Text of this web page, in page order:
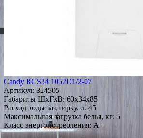
Candy RCS34 1052D1/2-07
Артикул: 324505
Габариты ШxГxВ: 60x34x85
Расход воды за стирку, л: 45
Максимальная загрузка белья, кг: 5
Класс энергопотребления: A+